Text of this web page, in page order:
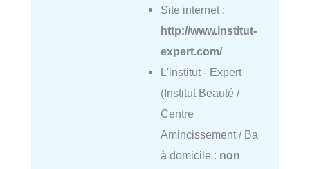
Site internet :
http://www.institut-
expert.com/
L'institut - Expert
(Institut Beauté /
Centre
Amincissement / Ba
à domicile : non